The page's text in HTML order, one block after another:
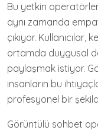
Bu yetkin
aynı zamanda
çıkıyor.
ortamda duygusal
paylaşmak istiyor.
insanların bu
profesyonel bir
Görüntülü sohbet